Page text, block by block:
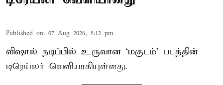
Published on: 07 Aug 2026, 5:12 pm
விஷால் நடிப்பில் உருவான ‘மகுடம்’ படத்தின்
டிரெய்லர் வெளியாகியுள்ளது.